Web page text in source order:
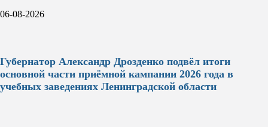
06-08-2026
Губернатор Александр Дрозденко подвёл итоги
основной части приёмной кампании 2026 года в
учебных заведениях Ленинградской области